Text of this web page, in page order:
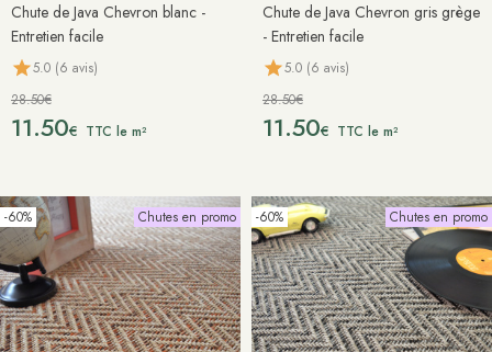
Chute de Java Chevron blanc -
Entretien facile
5.0 (6 avis)
28.50€
11.50€ TTC le m²
Chute de Java Chevron gris grège
- Entretien facile
5.0 (6 avis)
28.50€
11.50€ TTC le m²
-60% Chutes en promo -60% Chutes en promo